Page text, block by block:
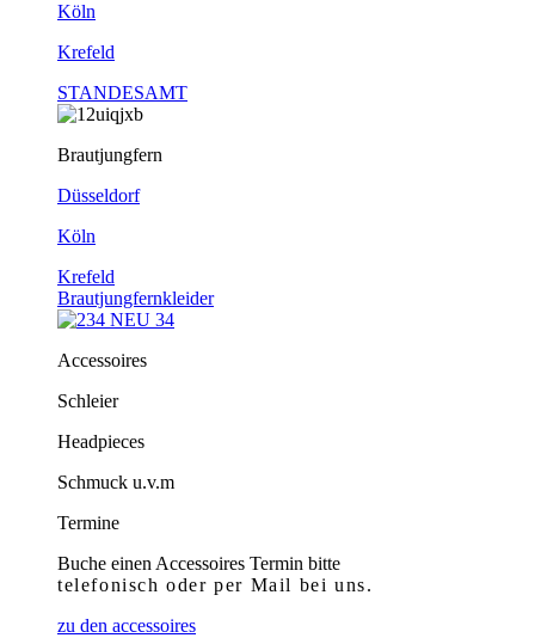
Köln
Krefeld
STANDESAMT
Brautjungfern
Düsseldorf
Köln
Krefeld
Brautjungfernkleider
Accessoires
Schleier
Headpieces
Schmuck u.v.m
Termine
Buche einen Accessoires Termin bitte
telefonischoder per Mail bei uns.
zu den accessoires